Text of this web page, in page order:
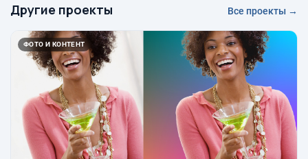
Другие проекты Все проекты →
ФОТО И КОНТЕНТ